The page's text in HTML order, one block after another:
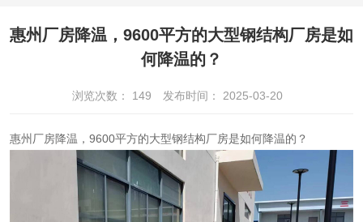
惠州厂房降温，9600平方的大型钢结构厂房是如
何降温的？
浏览次数： 149 发布时间： 2025-03-20
惠州厂房降温 ，9600平方的大型钢结构厂房是如何降温的？